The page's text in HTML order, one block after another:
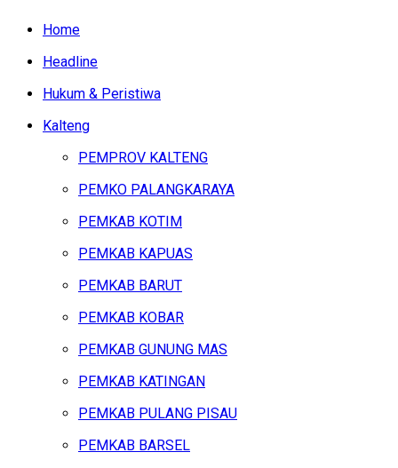
Home
Headline
Hukum & Peristiwa
Kalteng
PEMPROV KALTENG
PEMKO PALANGKARAYA
PEMKAB KOTIM
PEMKAB KAPUAS
PEMKAB BARUT
PEMKAB KOBAR
PEMKAB GUNUNG MAS
PEMKAB KATINGAN
PEMKAB PULANG PISAU
PEMKAB BARSEL